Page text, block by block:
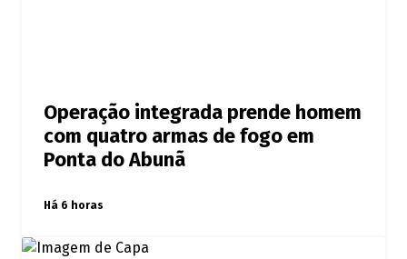
Operação integrada prende homem
com quatro armas de fogo em
Ponta do Abunã
Há 6 horas